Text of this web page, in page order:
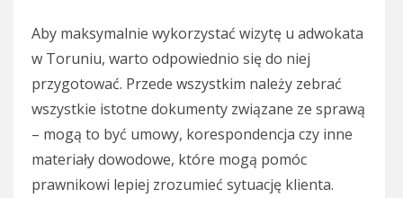
Aby maksymalnie wykorzystać wizytę u adwokata
w Toruniu, warto odpowiednio się do niej
przygotować. Przede wszystkim należy zebrać
wszystkie istotne dokumenty związane ze sprawą
– mogą to być umowy, korespondencja czy inne
materiały dowodowe, które mogą pomóc
prawnikowi lepiej zrozumieć sytuację klienta.